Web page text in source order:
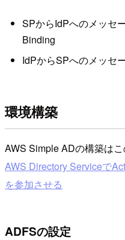
SPからIdPへのメッセ
Binding
IdPからSPへのメッセ
環境構築
AWS Simple ADの構築は
AWS Directory Serviceで
を参加させる
ADFSの設定